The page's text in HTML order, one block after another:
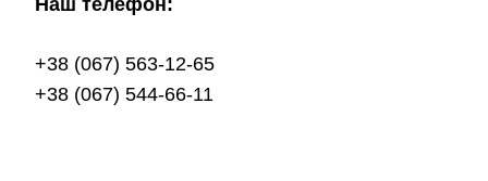
+38 (067) 563-12-65
+38 (067) 544-66-11